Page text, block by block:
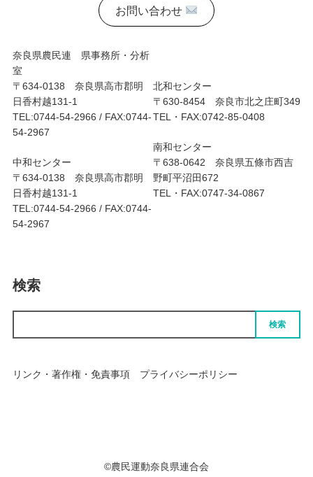
お問い合わせ
奈良県農民連 県事務所・分析
室
〒634-0138 奈良県高市郡明
日香村越131-1
TEL:0744-54-2966 / FAX:0744-
54-2967
中和センター
〒634-0138 奈良県高市郡明
日香村越131-1
TEL:0744-54-2966 / FAX:0744-
54-2967
北和センター
〒630-8454 奈良市北之庄町349
TEL・FAX:0742-85-0408
南和センター
〒638-0642 奈良県五條市西吉
野町平沼田672
TEL・FAX:0747-34-0867
検索
検索
リンク・著作権・免責事項 プライバシーポリシー